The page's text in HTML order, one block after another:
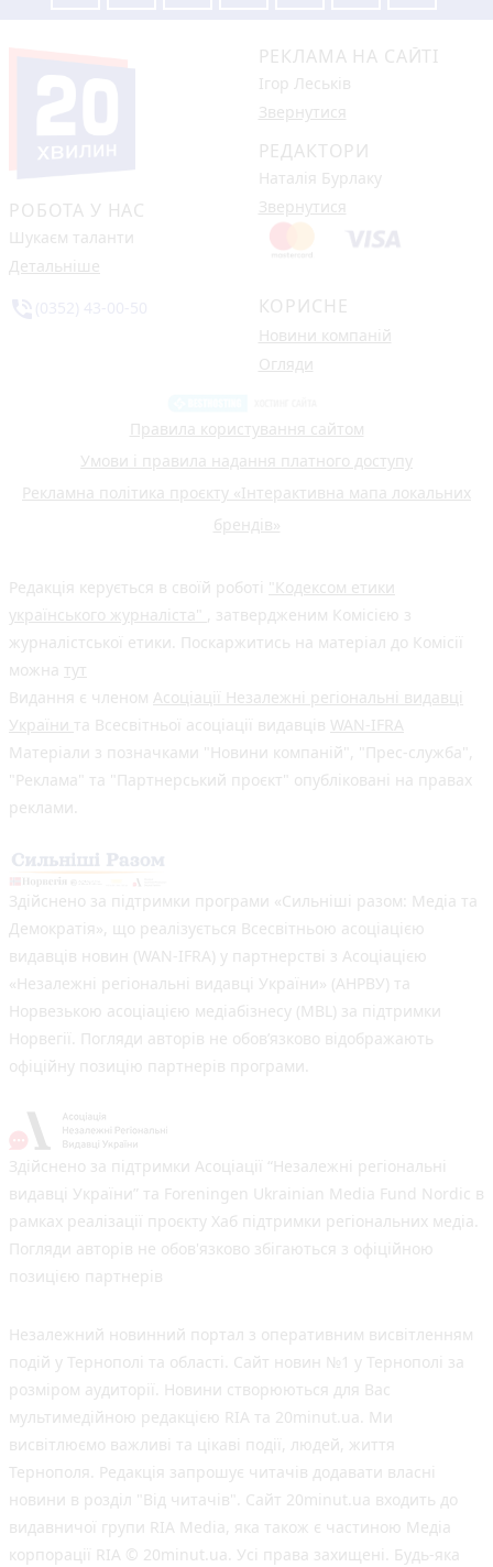
РОБОТА У НАС
Шукаєм таланти
Детальніше
РЕКЛАМА НА САЙТІ
Ігор Леськів
Звернутися
РЕДАКТОРИ
Наталія Бурлаку
Звернутися
КОРИСНЕ
Новини компаній
Огляди
Правила користування сайтом
Умови і правила надання платного доступу
Рекламна політика проєкту «Інтерактивна мапа локальних
брендів»
Редакція керується в своїй роботі "Кодексом етики
українського журналіста" , затвердженим Комісією з
журналістської етики. Поскаржитись на матеріал до Комісії
можна тут
Видання є членом Асоціації Незалежні регіональні видавці
України та Всесвітньої асоціації видавців WAN-IFRA
Матеріали з позначками "Новини компаній", "Прес-служба",
"Реклама" та "Партнерський проєкт" опубліковані на правах
реклами.
Здійснено за підтримки програми «Сильніші разом: Медіа та
Демократія», що реалізується Всесвітньою асоціацією
видавців новин (WAN-IFRA) у партнерстві з Асоціацією
«Незалежні регіональні видавці України» (АНРВУ) та
Норвезькою асоціацією медіабізнесу (MBL) за підтримки
Норвегії. Погляди авторів не обов’язково відображають
офіційну позицію партнерів програми.
Здійснено за підтримки Асоціації “Незалежні регіональні
видавці України” та Foreningen Ukrainian Media Fund Nordic в
рамках реалізації проєкту Хаб підтримки регіональних медіа.
Погляди авторів не обов'язково збігаються з офіційною
позицією партнерів
Незалежний новинний портал з оперативним висвітленням
подій у Тернополі та області. Сайт новин №1 у Тернополі за
розміром аудиторії. Новини створюються для Вас
мультимедійною редакцією RIA та 20minut.ua. Ми
висвітлюємо важливі та цікаві події, людей, життя
Тернополя. Редакція запрошує читачів додавати власні
новини в розділ "Від читачів". Сайт 20minut.ua входить до
видавничої групи RIA Media, яка також є частиною Медіа
корпорації RIA © 20minut.ua. Усі права захищені. Будь-яка